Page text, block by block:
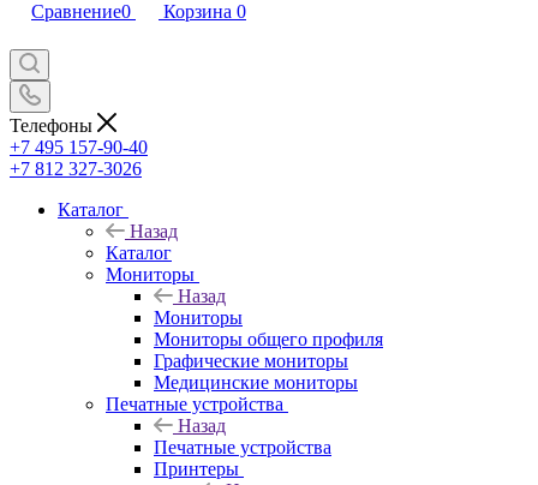
Сравнение0 Корзина 0
Телефоны
+7 495 157-90-40
+7 812 327-3026
Каталог
Назад
Каталог
Мониторы
Назад
Мониторы
Мониторы общего профиля
Графические мониторы
Медицинские мониторы
Печатные устройства
Назад
Печатные устройства
Принтеры